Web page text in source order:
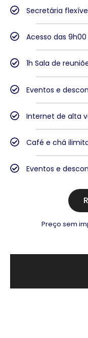
Secretária
Acesso das 9h00
1h Sala de
Eventos e
Internet de alta
Café e chá
Eventos e
Preço sem